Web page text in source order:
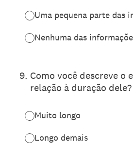
Uma pequena parte das
Nenhuma das
9. Como você descreve o
relação à duração dele?
Muito longo
Longo demais